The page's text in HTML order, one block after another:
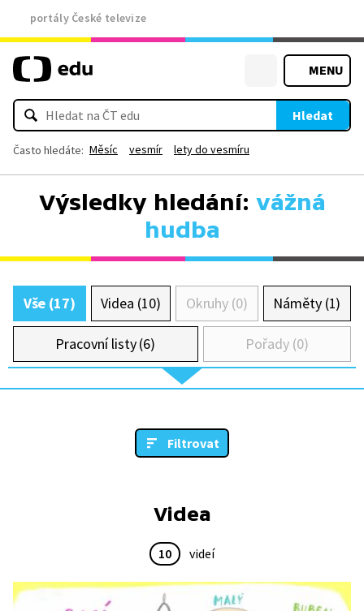
portály České televize
MENU
Hledat
Často hledáte: Měsíc vesmír lety do vesmíru
Výsledky hledání: vážná
hudba
Vše (17) Videa (10) Okruhy (0) Náměty (1)
Pracovní listy (6) Pořady (0)
Filtrovat
Videa
10 videí